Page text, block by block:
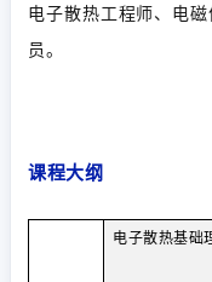
电子散热工程师、电
员。
课程大纲
电子散热基础